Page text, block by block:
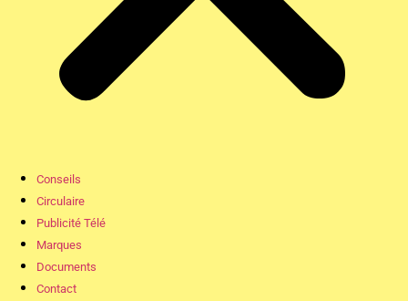
Conseils
Circulaire
Publicité Télé
Marques
Documents
Contact